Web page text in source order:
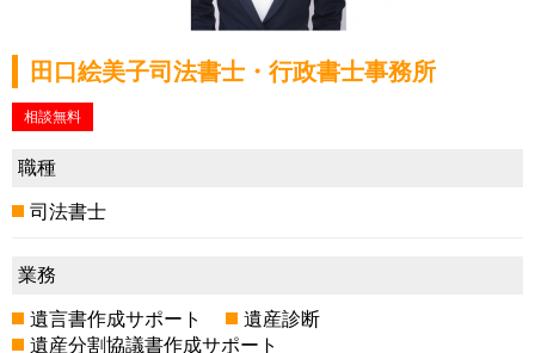
田口絵美子司法書士・行政書士事務所
相談無料
職種
司法書士
業務
遺言書作成サポート
遺産診断
遺産分割協議書作成サポート